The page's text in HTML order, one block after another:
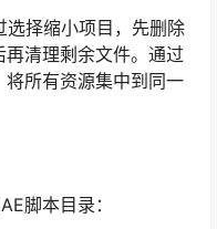
择缩小项目，先删除
清理剩余文件。通过
所有资源集中到同一
脚本目录：